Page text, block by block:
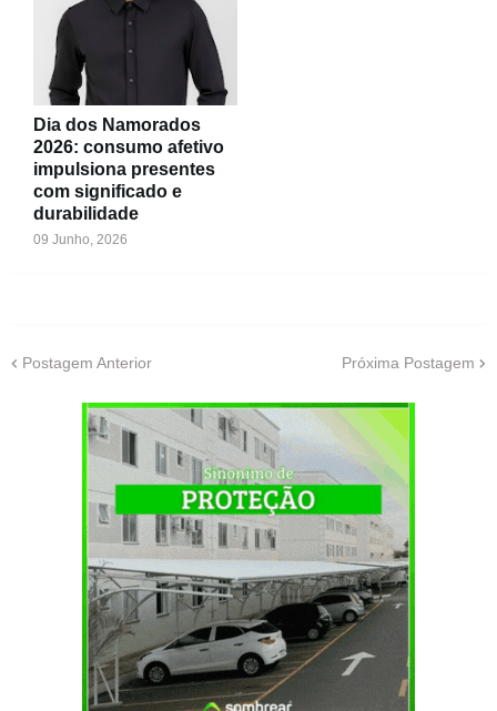
Dia dos Namorados
2026: consumo afetivo
impulsiona presentes
com significado e
durabilidade
09 Junho, 2026
Postagem Anterior Próxima Postagem